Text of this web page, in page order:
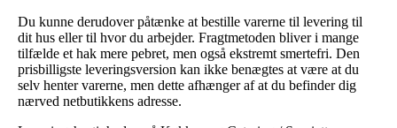
Du kunne derudover påtænke at bestille varerne til levering til
dit hus eller til hvor du arbejder. Fragtmetoden bliver i mange
tilfælde et hak mere pebret, men også ekstremt smertefri. Den
prisbilligste leveringsversion kan ikke benægtes at være at du
selv henter varerne, men dette afhænger af at du befinder dig
nærved netbutikkens adresse.